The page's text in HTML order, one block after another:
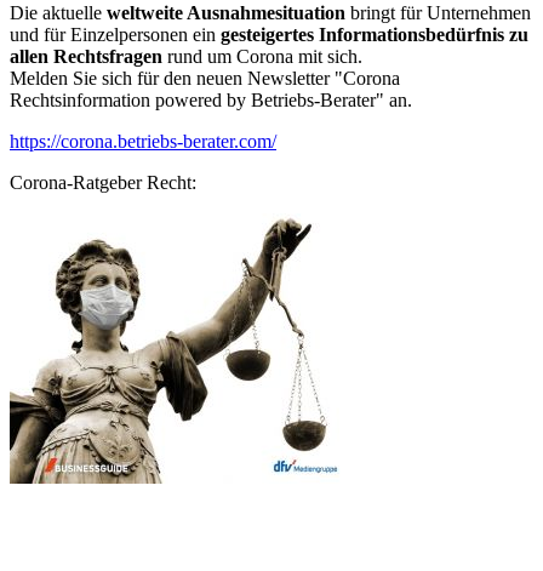
Die aktuelle weltweite Ausnahmesituation bringt für Unternehmen
und für Einzelpersonen ein gesteigertes Informationsbedürfnis zu
allen Rechtsfragen rund um Corona mit sich.
Melden Sie sich für den neuen Newsletter "Corona
Rechtsinformation powered by Betriebs-Berater" an.
https://corona.betriebs-berater.com/
Corona-Ratgeber Recht: